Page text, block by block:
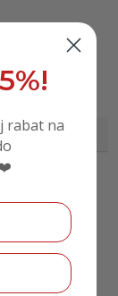
2 zdjęcia
rabat na